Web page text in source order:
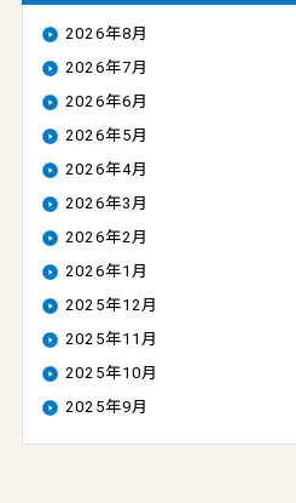
2026年8月
2026年7月
2026年6月
2026年5月
2026年4月
2026年3月
2026年2月
2026年1月
2025年12月
2025年11月
2025年10月
2025年9月